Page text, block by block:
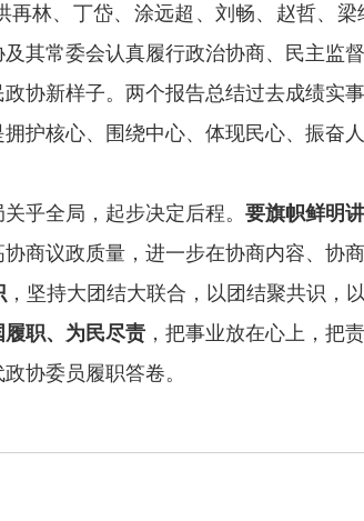
林、丁岱、涂远超、刘畅、赵哲、
其常委会认真履行政治协商、民主监
协新样子。两个报告总结过去成绩实
护核心、围绕中心、体现民心、振奋
乎全局，起步决定后程。 要旗帜鲜明
商议政质量，进一步在协商内容、协
，坚持大团结大联合，以团结聚共识，
职、为民尽责 ，把事业放在心上，把
协委员履职答卷。